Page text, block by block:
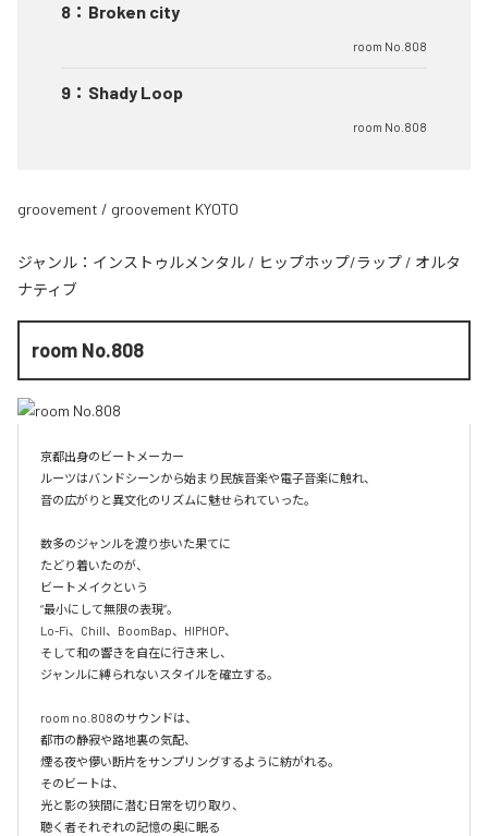
8 ： Broken city
room No.808
9 ： Shady Loop
room No.808
groovement / groovement KYOTO
ジャンル： インストゥルメンタル / ヒップホップ/ラップ / オルタ
ナティブ
room No.808
京都出身のビートメーカー
ルーツはバンドシーンから始まり民族音楽や電子音楽に触れ、
音の広がりと異文化のリズムに魅せられていった。
数多のジャンルを渡り歩いた果てに
たどり着いたのが、
ビートメイクという
“最小にして無限の表現”。
Lo-Fi、Chill、BoomBap、HIPHOP、
そして和の響きを自在に行き来し、
ジャンルに縛られないスタイルを確立する。
room no.808のサウンドは、
都市の静寂や路地裏の気配、
煙る夜や儚い断片をサンプリングするように紡がれる。
そのビートは、
光と影の狭間に潜む日常を切り取り、
聴く者それぞれの記憶の奥に眠る